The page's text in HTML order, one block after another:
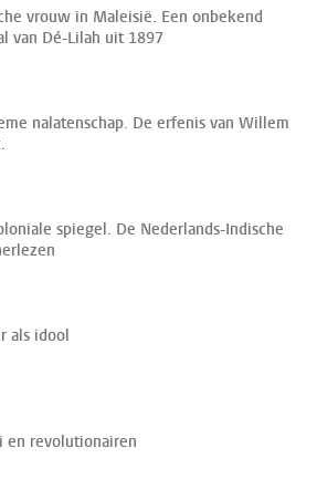
vrouw in Maleisië. Een onbekend
van Dé-Lilah uit 1897
nalatenschap. De erfenis van Willem
spiegel. De Nederlands-Indische
als idool
en revolutionairen